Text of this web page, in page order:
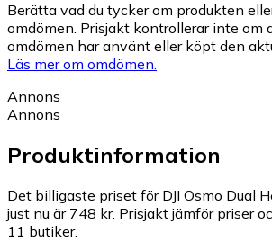
Berätta vad du tycker om produkten
omdömen. Prisjakt kontrollerar inte om
omdömen har använt eller köpt den
Läs mer om omdömen.
Annons
Annons
Produktinformation
Det billigaste priset för DJI Osmo Dual
just nu är 748 kr. Prisjakt jämför priser
11 butiker.